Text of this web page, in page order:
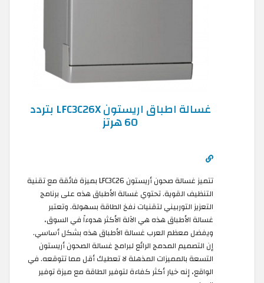
غسالة اطباق اريستون LFC3C26X بتردد
60 هرتز
تتميز غسالة صحون أريستون LFC3C26 بميزة فائقة مع تقنية
التنظيف القوية. تحتوي غسالة الأطباق هذه على برنامج
التعزيز التوربيني لتقنيات نفخ الطاقة بسهولة. وتعتبر
غسالة الأطباق هذه هي الآلة الأكثر هدوءاً في السوق،
ويفضل معظم العرب غسالة الأطباق هذه بشكل أساسي.
إن التصميم المدمج الرائع لبرامج غسالة الصحون أريستون
التسعة بالمميزات المذهلة لا تعطيك أقل مما تتوقعه. في
الواقع، إنه خيار أكثر كفاءة لتوفير الطاقة مع ميزة توفير